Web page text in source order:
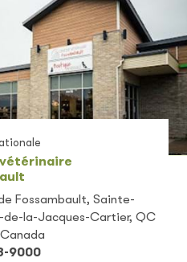
Fossambault, Sainte-
la-Jacques-Cartier, QC
9000